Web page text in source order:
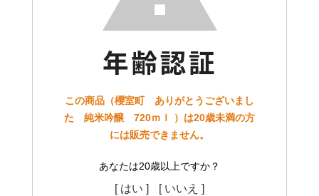
この商品（櫻室町 ありがとうございまし
た 純米吟醸 720ｍｌ ）は20歳未満の方
には販売できません。
あなたは20歳以上ですか？
[ はい ] [ いいえ ]